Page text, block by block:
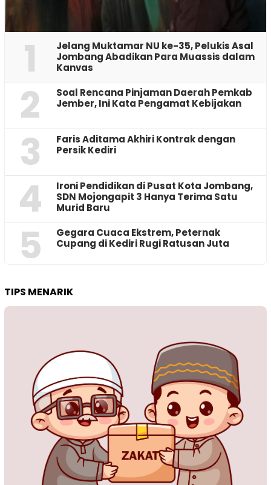
1
Jelang Muktamar NU ke-35, Pelukis Asal
Jombang Abadikan Para Muassis dalam
Kanvas
2
‎Soal Rencana Pinjaman Daerah Pemkab
Jember, Ini Kata Pengamat Kebijakan ‎
3
Faris Aditama Akhiri Kontrak dengan
Persik Kediri
4
Ironi Pendidikan di Pusat Kota Jombang,
SDN Mojongapit 3 Hanya Terima Satu
Murid Baru
5
‎Gegara Cuaca Ekstrem, Peternak
Cupang di Kediri Rugi Ratusan Juta
TIPS MENARIK